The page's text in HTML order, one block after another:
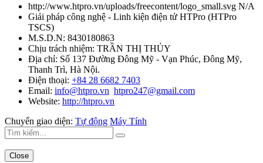
http://www.htpro.vn/uploads/freecontent/logo_small.svg N/A
Giải pháp công nghệ - Linh kiện điện tử HTPro (HTPro
TSCS)
M.S.D.N: 8430180863
Chịu trách nhiệm: TRẦN THỊ THỦY
Địa chỉ: Số 137 Đường Đông Mỹ - Vạn Phúc, Đông Mỹ,
Thanh Trì, Hà Nội.
Điện thoại: +84 28 6682 7403
Email: info@htpro.vn htpro247@gmail.com
Website: http://htpro.vn
Chuyển giao diện: Tự động Máy Tính
Close